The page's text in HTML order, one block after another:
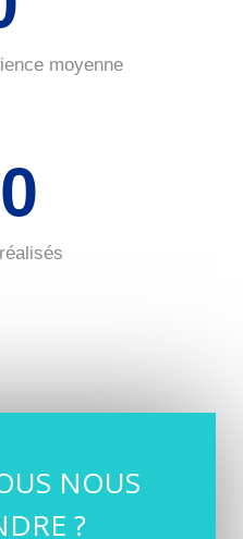
moyenne
0
NOUS
?